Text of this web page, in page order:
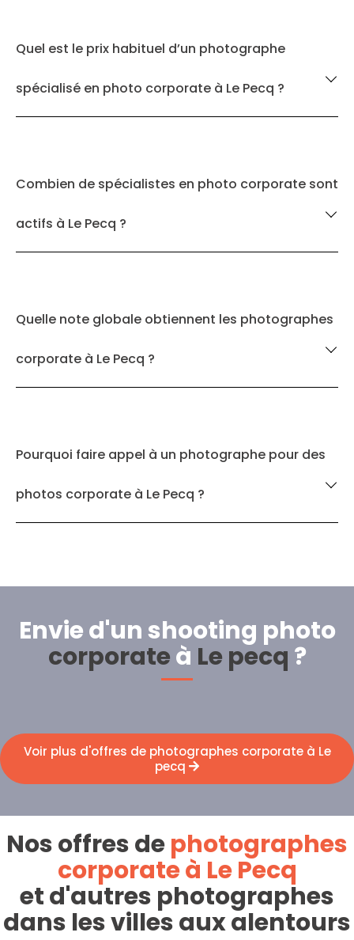
Quel est le prix habituel d’un photographe
spécialisé en photo corporate à Le Pecq ?
Combien de spécialistes en photo corporate sont
actifs à Le Pecq ?
Quelle note globale obtiennent les photographes
corporate à Le Pecq ?
Pourquoi faire appel à un photographe pour des
photos corporate à Le Pecq ?
Envie d'un shooting photo
corporateà Le pecq ?
Voir plus d'offres de photographes corporate à Le
pecq
Nos offres dephotographes
corporate à Le Pecq
et d'autres photographes
dans les villes aux alentours